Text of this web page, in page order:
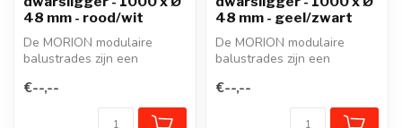
48 mm - rood/wit
De MORION modulaire
balustrades zijn een
een modulai...
€--,--
48 mm - geel/zwart
De MORION modulaire
balustrades zijn een
een modulai...
€--,--